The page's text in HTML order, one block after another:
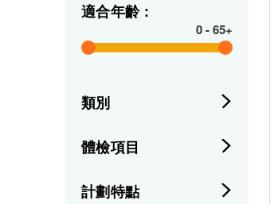
適合年齡 :
0-65+
類別
體檢項目
計劃特點